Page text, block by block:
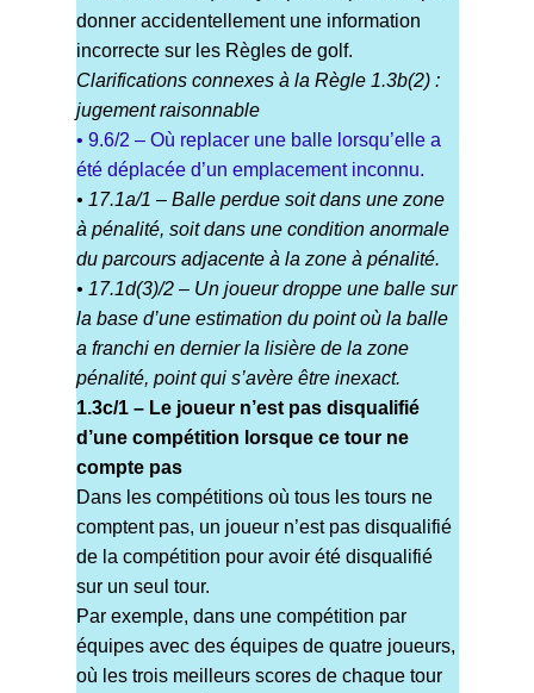
donner accidentellement une information
incorrecte sur les Règles de golf.
Clarifications connexes à la Règle 1.3b(2) :
jugement raisonnable
• 9.6/2 – Où replacer une balle lorsqu’elle a
été déplacée d’un emplacement inconnu.
• 17.1a/1 – Balle perdue soit dans une zone
à pénalité, soit dans une condition anormale
du parcours adjacente à la zone à pénalité.
• 17.1d(3)/2 – Un joueur droppe une balle sur
la base d’une estimation du point où la balle
a franchi en dernier la lisière de la zone
pénalité, point qui s’avère être inexact.
1.3c/1 – Le joueur n’est pas disqualifié
d’une compétition lorsque ce tour ne
compte pas
Dans les compétitions où tous les tours ne
comptent pas, un joueur n’est pas disqualifié
de la compétition pour avoir été disqualifié
sur un seul tour.
Par exemple, dans une compétition par
équipes avec des équipes de quatre joueurs,
où les trois meilleurs scores de chaque tour